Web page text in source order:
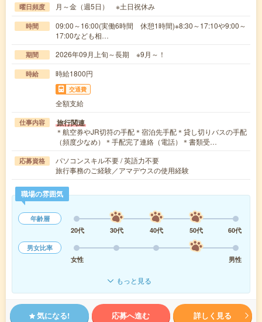
曜日頻度 月～金（週5日） ※土日祝休み
時間
09:00～16:00(実働6時間 休憩1時間)※8:30～17:10や9:00～
17:00なども相…
期間 2026年09月上旬～長期 ※9月～！
時給 時給1800円
交通費
全額支給
仕事内容 旅行関連
＊航空券やJR切符の手配＊宿泊先手配＊貸し切りバスの手配
（頻度少なめ）＊手配完了連絡（電話）＊書類受…
応募資格
パソコンスキル不要 / 英語力不要
旅行事務のご経験／アマデウスの使用経験
職場の雰囲気
年齢層
20代
30代 40代 50代
60代
男女比率
女性
男性
もっと見る
気になる! 応募へ進む 詳しく見る